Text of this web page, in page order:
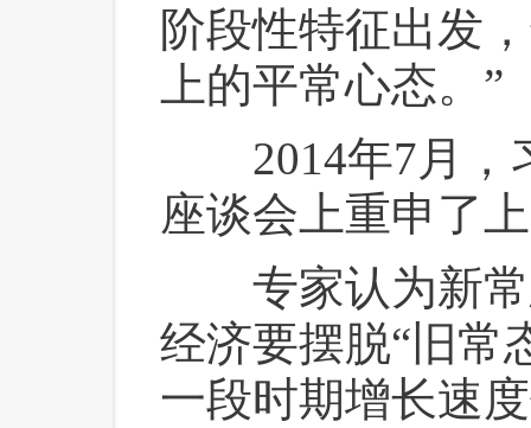
阶段性特征出发
上的平常心态。”
2014年7月，
座谈会上重申了
专家认为新常
经济要摆脱“旧常
一段时期增长速